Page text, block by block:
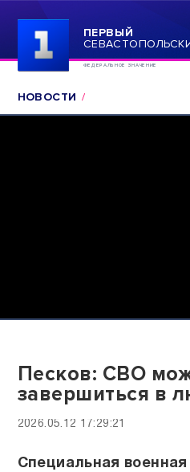
ПЕРВЫЙ
ФЕДЕРАЛЬНОЕ ЗНАЧЕНИЕ
НОВОСТИ
Песков: СВО
завершиться в
2026.05.12 17:29:21
Специальная